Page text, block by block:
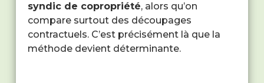
syndic de copropriété, alors qu’on
compare surtout des découpages
contractuels. C’est précisément là que la
méthode devient déterminante.